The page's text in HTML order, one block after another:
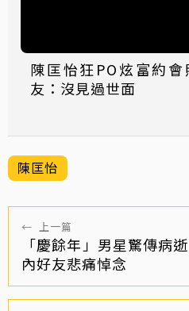
陳匡怡狂PO炫富約
友：沒見過世面
陳匡怡
← 上一篇
「慶餘年」男星驚傳
內好友悲痛悼念